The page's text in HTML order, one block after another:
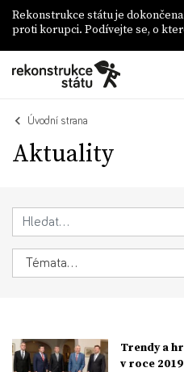
Rekonstrukce státu je
proti korupci. Podívejte se, o
Úvodní strana
Aktuality
Trendy a
v roce 2019